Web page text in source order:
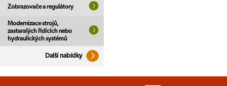
Zobrazovače a regulátory
Modernizace strojů,
zastaralých řídících nebo
hydraulických systémů
Další nabídky